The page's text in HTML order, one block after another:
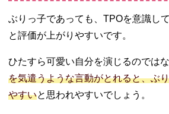
ぶりっ子であっても、TPOを意識し
と評価が上がりやすいです。
ひたすら可愛い自分を演じるのではな
を気遣うような言動がとれると、ぶ
やすいと思われやすいでしょう。